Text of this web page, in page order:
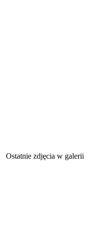
Ostatnie zdjęcia w galerii